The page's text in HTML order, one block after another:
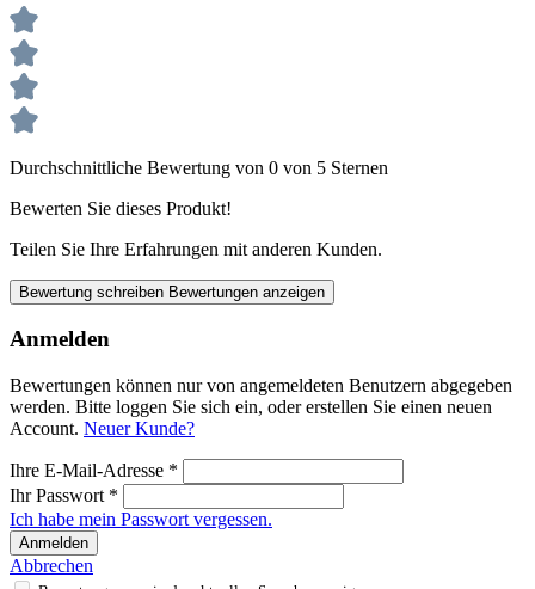
Durchschnittliche Bewertung von 0 von 5 Sternen
Bewerten Sie dieses Produkt!
Teilen Sie Ihre Erfahrungen mit anderen Kunden.
Bewertung schreiben Bewertungen anzeigen
Anmelden
Bewertungen können nur von angemeldeten Benutzern abgegeben
werden. Bitte loggen Sie sich ein, oder erstellen Sie einen neuen
Account. Neuer Kunde?
Ihre E-Mail-Adresse *
Ihr Passwort *
Ich habe mein Passwort vergessen.
Anmelden
Abbrechen